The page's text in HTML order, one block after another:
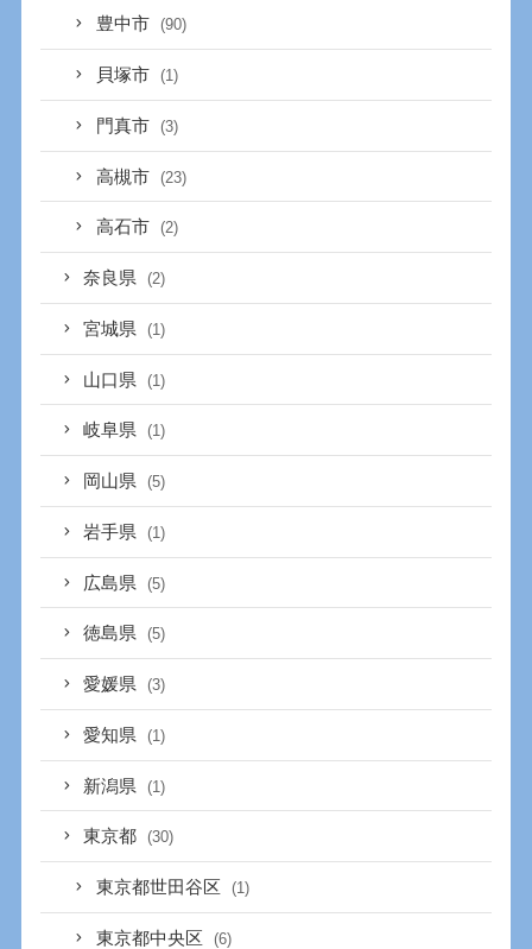
豊中市 (90)
貝塚市 (1)
門真市 (3)
高槻市 (23)
高石市 (2)
奈良県 (2)
宮城県 (1)
山口県 (1)
岐阜県 (1)
岡山県 (5)
岩手県 (1)
広島県 (5)
徳島県 (5)
愛媛県 (3)
愛知県 (1)
新潟県 (1)
東京都 (30)
東京都世田谷区 (1)
東京都中央区 (6)